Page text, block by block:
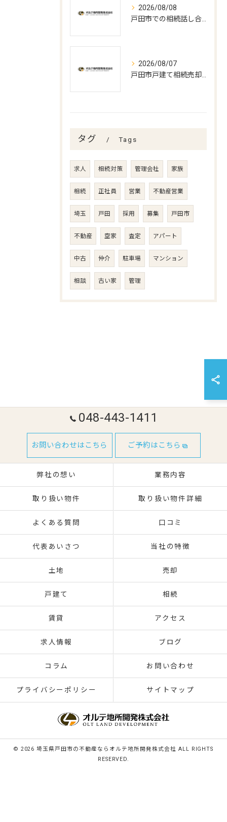
2026/08/08
2026/08/07
タグ Tags
求人 相続対策 管理会社 家族
相続 正社員 営業 不動産営業
埼玉 戸田 採用 募集 戸田市
不動産 空家 査定 アパート
中古 仲介 駐車場 マンション
相談 古い家 管理
048-443-1411
お問い合わせはこちら ご予約はこちら
弊社の想い 業務内容
取り扱い物件 取り扱い物件詳細
よくある質問 口コミ
代表あいさつ 当社の特徴
土地 売却
戸建て 相続
賃貸 アクセス
求人情報 ブログ
コラム お問い合わせ
プライバシーポリシー サイトマップ
© 2026 埼玉県戸田市の不動産ならオルテ地所開発株式会社 ALL RIGHTS
RESERVED.